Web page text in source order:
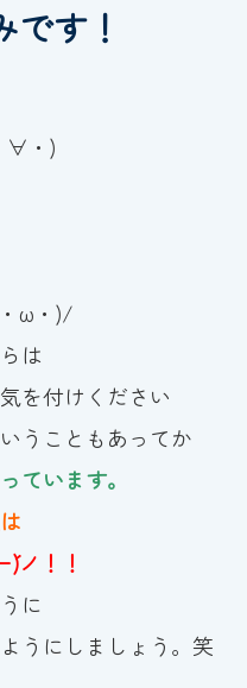
7264
9:00～21:00
合わせ
クールの
す！
∀・)
ω・)/
は
を付けください
うこともあってか
ています。
ノ！！
に
うにしましょう。笑